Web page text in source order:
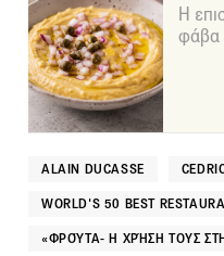
Η
φάβα
ALAIN DUCASSE
WORLD'S 50 BEST
«ΦΡΟΎΤΑ- Η ΧΡΉΣΗ ΤΟΥΣ